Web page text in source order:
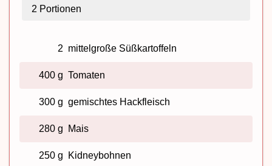
2 Portionen
2 mittelgroße Süßkartoffeln
400 g Tomaten
300 g gemischtes Hackfleisch
280 g Mais
250 g Kidneybohnen